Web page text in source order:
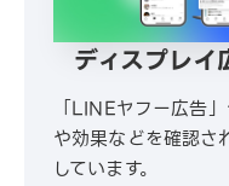
ディスプレイ
「LINEヤフー広告
や効果などを確認さ
しています。